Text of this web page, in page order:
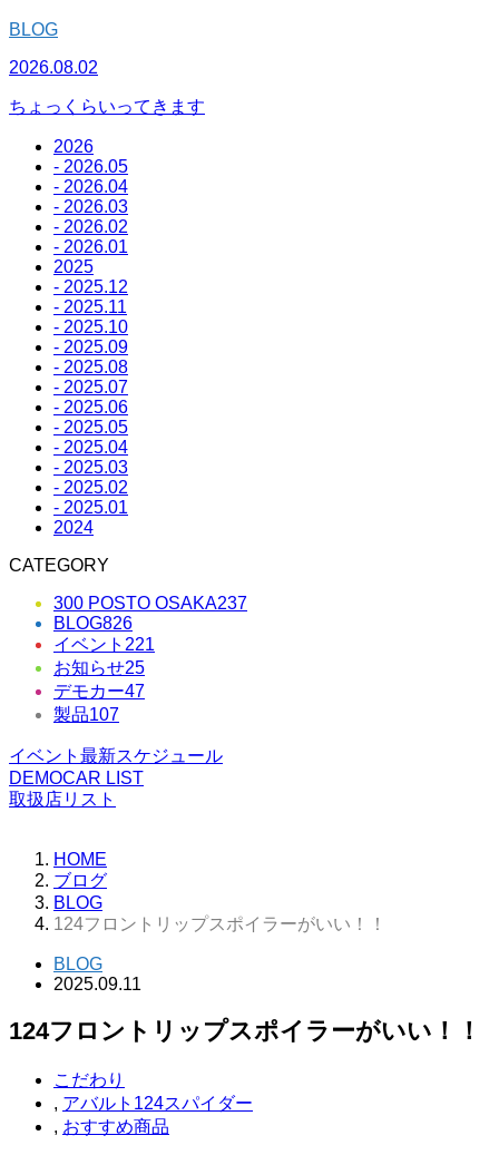
BLOG
2026.08.02
ちょっくらいってきます
2026
- 2026.05
- 2026.04
- 2026.03
- 2026.02
- 2026.01
2025
- 2025.12
- 2025.11
- 2025.10
- 2025.09
- 2025.08
- 2025.07
- 2025.06
- 2025.05
- 2025.04
- 2025.03
- 2025.02
- 2025.01
2024
CATEGORY
300 POSTO OSAKA237
BLOG826
イベント 221
お知らせ25
デモカー47
製品107
イベント最新スケジュール
DEMOCAR LIST
取扱店リスト
HOME
ブログ
BLOG
124フロントリップスポイラーがいい！！
BLOG
2025.09.11
124フロントリップスポイラーがいい！！
こだわり
, アバルト124スパイダー
, おすすめ商品